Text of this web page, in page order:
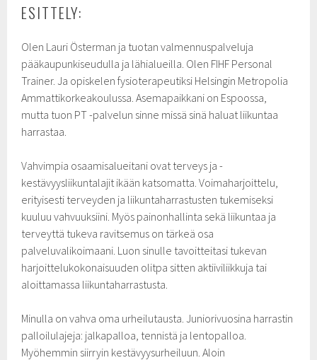
ESITTELY:
Olen Lauri Österman ja tuotan valmennuspalveluja
pääkaupunkiseudulla ja lähialueilla. Olen FIHF Personal
Trainer. Ja opiskelen fysioterapeutiksi Helsingin Metropolia
Ammattikorkeakoulussa. Asemapaikkani on Espoossa,
mutta tuon PT -palvelun sinne missä sinä haluat liikuntaa
harrastaa.
Vahvimpia osaamisalueitani ovat terveys ja -
kestävyysliikuntalajit ikään katsomatta. Voimaharjoittelu,
erityisesti terveyden ja liikuntaharrastusten tukemiseksi
kuuluu vahvuuksiini. Myös painonhallinta sekä liikuntaa ja
terveyttä tukeva ravitsemus on tärkeä osa
palveluvalikoimaani. Luon sinulle tavoitteitasi tukevan
harjoittelukokonaisuuden olitpa sitten aktiiviliikkuja tai
aloittamassa liikuntaharrastusta.
Minulla on vahva oma urheilutausta. Juniorivuosina harrastin
palloilulajeja: jalkapalloa, tennistä ja lentopalloa.
Myöhemmin siirryin kestävyysurheiluun. Aloin